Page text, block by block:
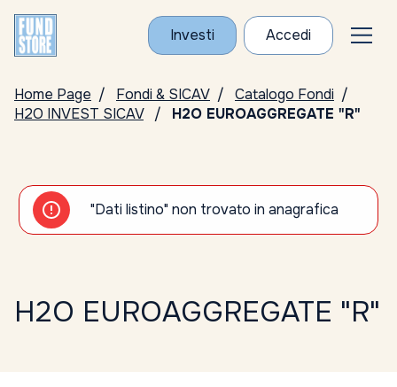
Investi Accedi
Home Page Fondi & SICAV
Catalogo Fondi
H2O INVEST SICAV
H2O EUROAGGREGATE "R"
"Dati listino" non trovato in anagrafica
H2O EUROAGGREGATE "R"